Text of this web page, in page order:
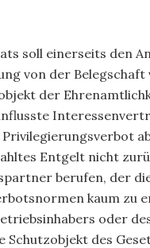
soll einerseits den
von der Belegschaft
der
Entgelt nicht
berufen, der
kaum zu
oder
des